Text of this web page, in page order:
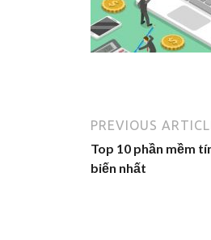
PREVIOUS
Top 10 phần mềm
biến nhất